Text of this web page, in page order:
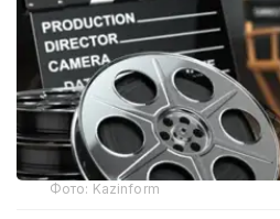
Фото: Kazinform